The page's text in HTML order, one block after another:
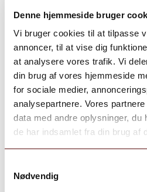
Denne hjemmeside bruger
Vi bruger cookies til at tilpasse
annoncer, til at vise dig
at analysere vores trafik. Vi
din brug af vores hjemmeside
for sociale medier,
analysepartnere. Vores
data med andre oplysninger, du
de har indsamlet fra din brug af
Nødvendig